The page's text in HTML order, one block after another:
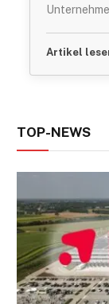
Artikel
TOP-NEWS